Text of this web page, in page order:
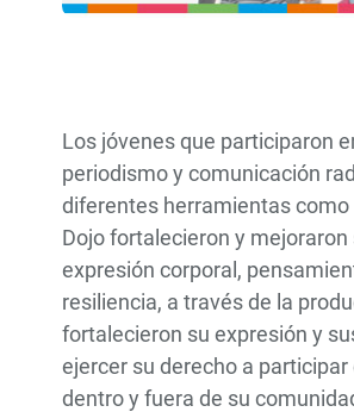
Los jóvenes que participaron
periodismo y comunicación
diferentes herramientas
Dojo fortalecieron y
expresión corporal,
resiliencia, a través de la
fortalecieron su expresión y
ejercer su derecho a
dentro y fuera de su